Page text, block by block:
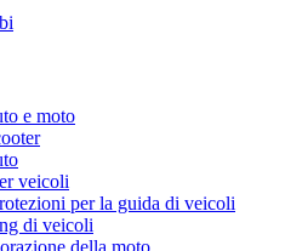
e moto
veicoli
per la guida di veicoli
di veicoli